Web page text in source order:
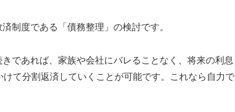
制度である「債務整理」の検討です。
であれば、家族や会社にバレることなく、将来の利息
て分割返済していくことが可能です。これなら自力で